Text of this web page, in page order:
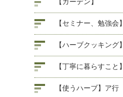
【ガーデン】
【セミナー、勉強会】
【ハーブクッキング】
【丁寧に暮らすこと】
【使うハーブ】ア行